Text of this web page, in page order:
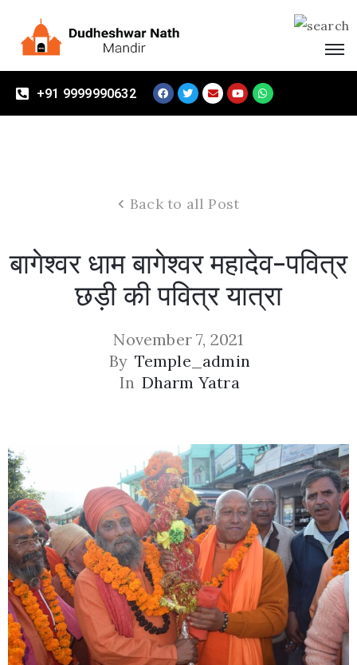
Visitors
Privacy
Policy
+91 9999990632
Back to all Post
बागेश्वर धाम बागेश्वर महादेव-पवित्र
छड़ी की पवित्र यात्रा
November 7, 2021
By Temple_admin
In Dharm Yatra